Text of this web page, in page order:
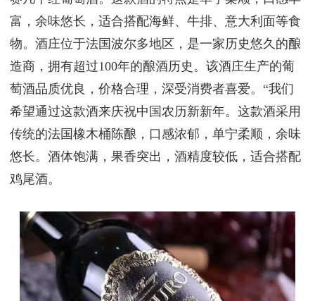
富，余味悠长，适合搭配海鲜、牛排、意大利面等食
物。酒庄位于法国波尔多地区，是一家历史悠久的酿
造商，拥有超过100年的酿酒历史。该酒庄生产的葡
萄酒品质优良，价格合理，深受消费者喜爱。“我们
希望通过这款酒来庆祝中国农历新新年。这款酒采用
传统的法国橡木桶陈酿，口感浓郁，单宁柔顺，余味
悠长。酒体饱满，果香突出，酒精度较低，适合搭配
鸡尾酒。